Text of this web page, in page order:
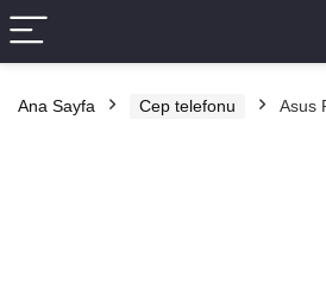
Ana Sayfa Cep telefonu Asus